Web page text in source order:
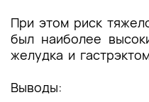
При этом риск
был наиболее
желудка и
Выводы: